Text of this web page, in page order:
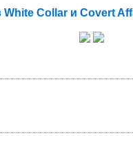
Collar и Covert